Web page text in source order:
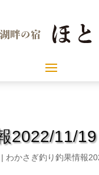
2022/11/19
| わかさぎ釣り釣果情報